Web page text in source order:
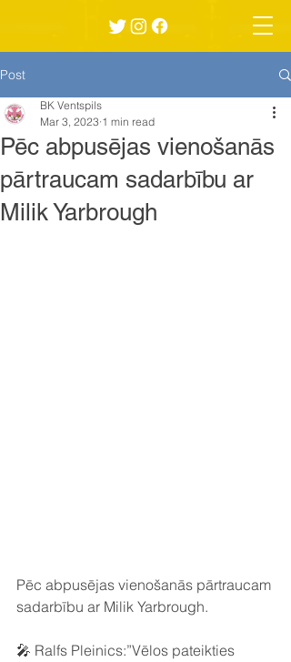
Post
Pēc abpusējas vienošanās
pārtraucam sadarbību ar
Milik Yarbrough
BK Ventspils
Mar 3, 2023 1 min read
Pēc abpusējas vienošanās pārtraucam
sadarbību ar Milik Yarbrough.
🎤 Ralfs Pleinics:”Vēlos pateikties